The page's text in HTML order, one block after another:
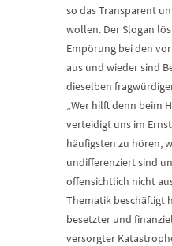
so das Transparent
wollen. Der Slogan
Empörung bei den
aus und wieder sind
dieselben
„Wer hilft denn beim
verteidigt uns im
häufigsten zu hören,
undifferenziert sind
offensichtlich nicht
Thematik beschäftigt
besetzter und
versorgter